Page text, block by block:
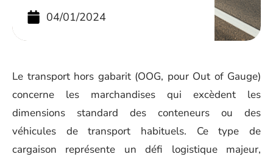
04/01/2024
Le transport hors gabarit (OOG, pour Out of Gauge)
concerne les marchandises qui excèdent les
dimensions standard des conteneurs ou des
véhicules de transport habituels. Ce type de
cargaison représente un défi logistique majeur,